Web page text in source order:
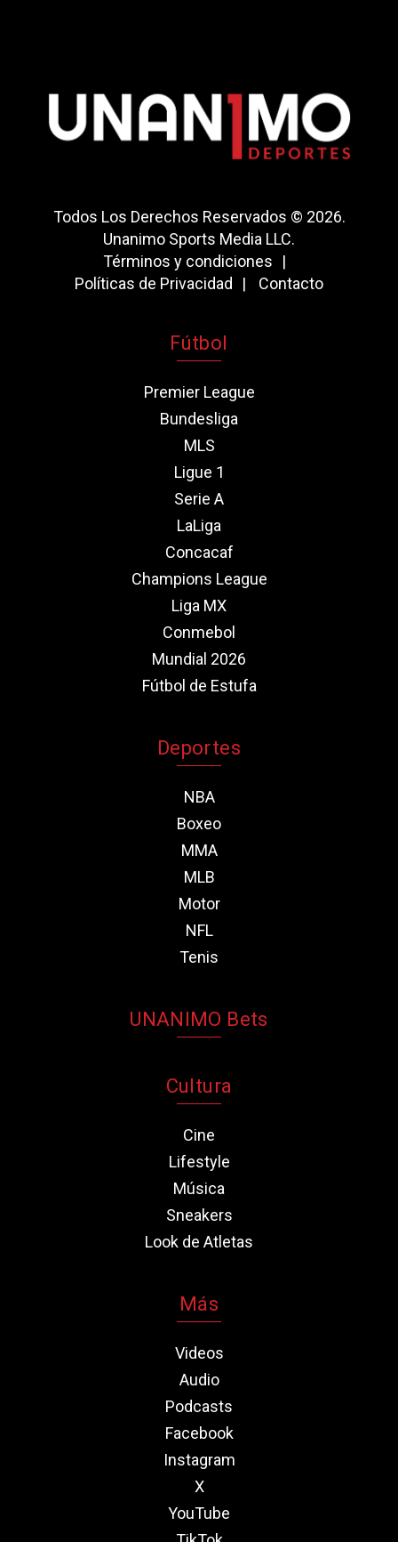
Todos Los Derechos Reservados © 2026.
Unanimo Sports Media LLC.
Términos y condiciones
Políticas de Privacidad
Contacto
Fútbol
Premier League
Bundesliga
MLS
Ligue 1
Serie A
LaLiga
Concacaf
Champions League
Liga MX
Conmebol
Mundial 2026
Fútbol de Estufa
Deportes
NBA
Boxeo
MMA
MLB
Motor
NFL
Tenis
UNANIMO Bets
Cultura
Cine
Lifestyle
Música
Sneakers
Look de Atletas
Más
Videos
Audio
Podcasts
Facebook
Instagram
X
YouTube